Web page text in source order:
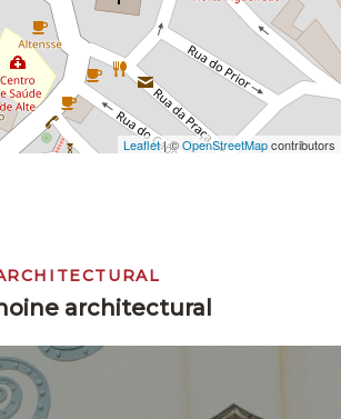
Leaflet| ©OpenStreetMapcontributors
architectural